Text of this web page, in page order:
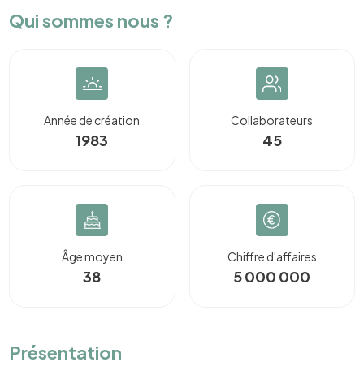
Qui sommes nous ?
Année de création
1983
Collaborateurs
45
Âge moyen
38
Chiffre d'affaires
5 000 000
Présentation